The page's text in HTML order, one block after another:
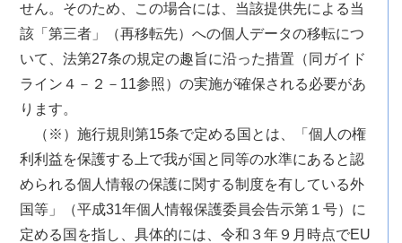
せん。そのため、この場合には、当該提供先による当
該「第三者」（再移転先）への個人データの移転につ
いて、法第27条の規定の趣旨に沿った措置（同ガイド
ライン４－２－11参照）の実施が確保される必要があ
ります。
（※）施行規則第15条で定める国とは、「個人の権
利利益を保護する上で我が国と同等の水準にあると認
められる個人情報の保護に関する制度を有している外
国等」（平成31年個人情報保護委員会告示第１号）に
定める国を指し、具体的には、令和３年９月時点でEU